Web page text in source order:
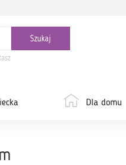
Dla domu